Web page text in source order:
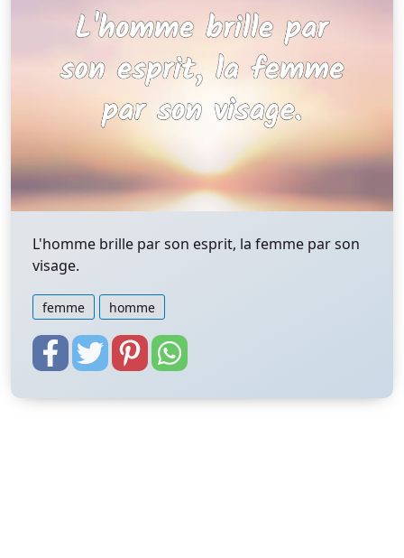
L'homme brille par son esprit, la femme par son
visage.
femme homme